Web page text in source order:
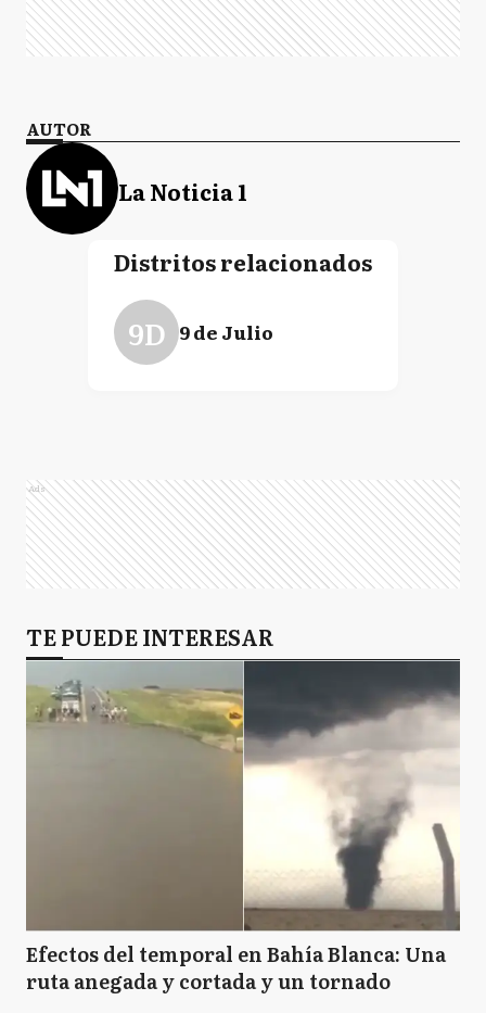
AUTOR
La Noticia 1
Distritos relacionados
9D 9 de Julio
Ads
TE PUEDE INTERESAR
Efectos del temporal en Bahía Blanca: Una
ruta anegada y cortada y un tornado